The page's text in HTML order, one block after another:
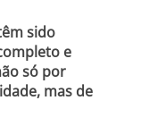
sido
e
só por
mas de